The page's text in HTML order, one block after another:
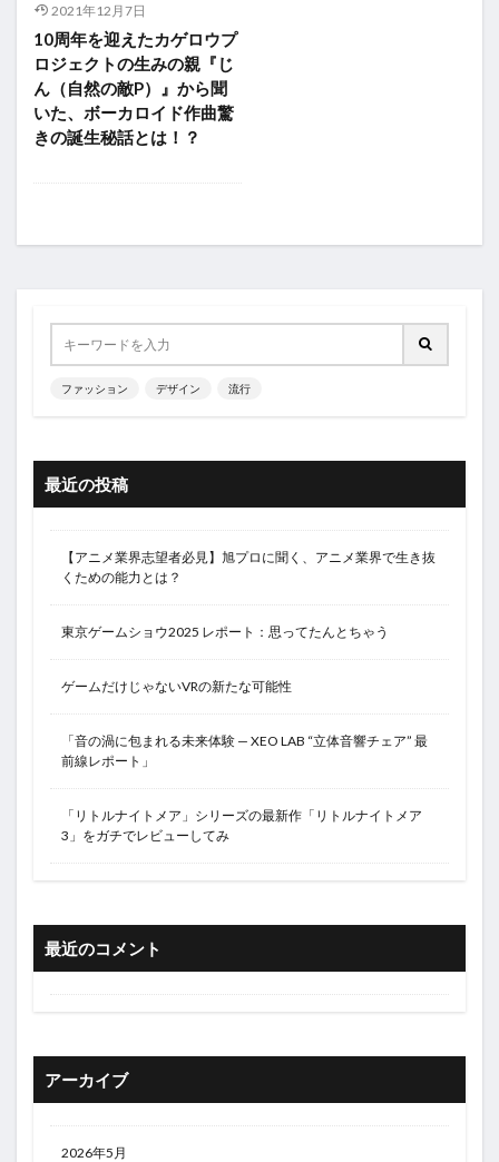
2021年12月7日
10周年を迎えたカゲロウプ
ロジェクトの生みの親『じ
ん（自然の敵P）』から聞
いた、ボーカロイド作曲驚
きの誕生秘話とは！？
ファッション デザイン 流行
最近の投稿
【アニメ業界志望者必見】旭プロに聞く、アニメ業界で生き抜
くための能力とは？
東京ゲームショウ2025 レポート：思ってたんとちゃう
ゲームだけじゃないVRの新たな可能性
「音の渦に包まれる未来体験 — XEO LAB “立体音響チェア” 最
前線レポート」
「リトルナイトメア」シリーズの最新作「リトルナイトメア
3」をガチでレビューしてみ
最近のコメント
アーカイブ
2026年5月